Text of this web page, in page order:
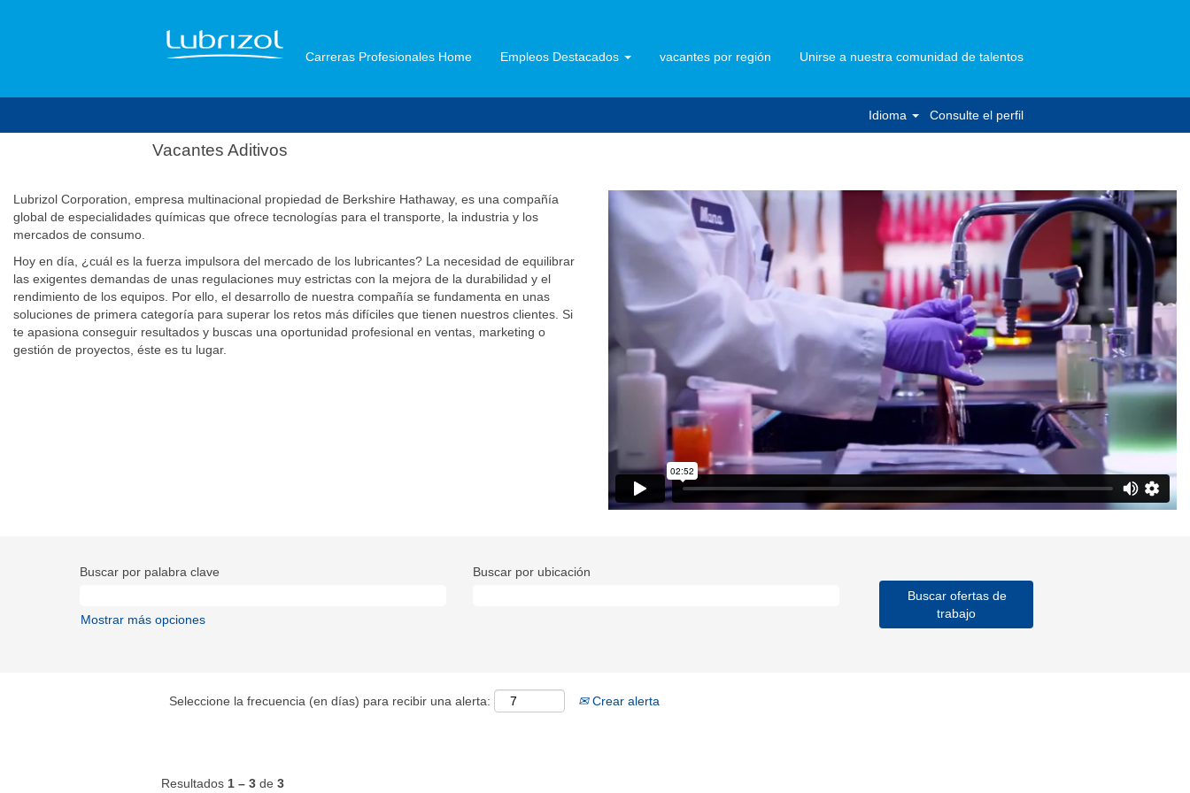
Carreras Profesionales Home Empleos Destacados vacantes por región Unirse a nuestra comunidad de talentos
Idioma Consulte el perfil
Vacantes Aditivos
Lubrizol Corporation, empresa multinacional propiedad de Berkshire Hathaway, es una compañía
global de especialidades químicas que ofrece tecnologías para el transporte, la industria y los
mercados de consumo.
Hoy en día, ¿cuál es la fuerza impulsora del mercado de los lubricantes? La necesidad de equilibrar
las exigentes demandas de unas regulaciones muy estrictas con la mejora de la durabilidad y el
rendimiento de los equipos. Por ello, el desarrollo de nuestra compañía se fundamenta en unas
soluciones de primera categoría para superar los retos más difíciles que tienen nuestros clientes. Si
te apasiona conseguir resultados y buscas una oportunidad profesional en ventas, marketing o
gestión de proyectos, éste es tu lugar.
Buscar por palabra clave Buscar por ubicación
Mostrar más opciones
Seleccione la frecuencia (en días) para recibir una alerta: Crear alerta
Resultados 1 – 3 de 3